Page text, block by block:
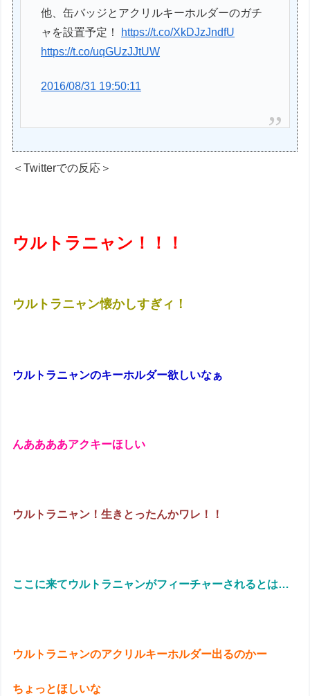
他、缶バッジとアクリルキーホルダーのガチ
ャを設置予定！
https://t.co/XkDJzJndfU
https://t.co/uqGUzJJtUW
2016/08/31 19:50:11
＜Twitterでの反応＞
ウルトラニャン！！！
ウルトラニャン懐かしすぎィ！
ウルトラニャンのキーホルダー欲しいなぁ
んああああアクキーほしい
ウルトラニャン！生きとったんかワレ！！
ここに来てウルトラニャンがフィーチャーされるとは…
ウルトラニャンのアクリルキーホルダー出るのかー
ちょっとほしいな